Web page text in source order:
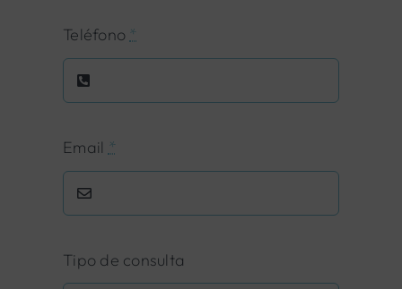
Teléfono *
Email *
Tipo de consulta